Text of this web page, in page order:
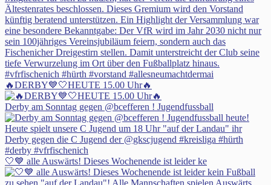
🔥DERBY💙🤍HEUTE 15.00 Uhr🔥
Derby am Sonntag gegen @bcefferen ! Jugendfussball
🤍💙 alle Auswärts! Dieses Wochenende ist leider ke